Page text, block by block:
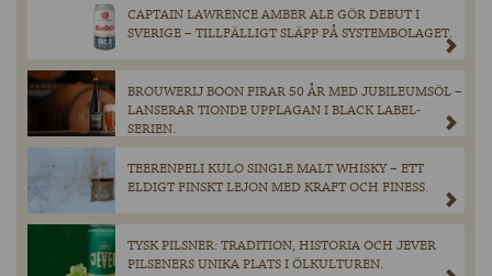
CAPTAIN LAWRENCE AMBER ALE GÖR DEBUT I
SVERIGE – TILLFÄLLIGT SLÄPP PÅ SYSTEMBOLAGET.
BROUWERIJ BOON FIRAR 50 ÅR MED JUBILEUMSÖL –
LANSERAR TIONDE UPPLAGAN I BLACK LABEL-
SERIEN.
TEERENPELI KULO SINGLE MALT WHISKY – ETT
ELDIGT FINSKT LEJON MED KRAFT OCH FINESS.
TYSK PILSNER: TRADITION, HISTORIA OCH JEVER
PILSENERS UNIKA PLATS I ÖLKULTUREN.